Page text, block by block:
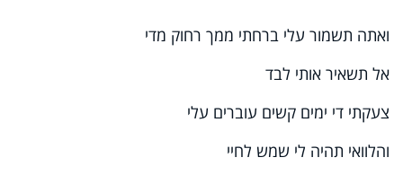
ואתה תשמור עלי ברחתי ממך רחוק מדי
אל תשאיר אותי לבד
צעקתי די ימים קשים עוברים עלי
והלוואי תהיה לי שמש לחיי